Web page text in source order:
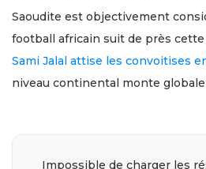
Saoudite est objectivement
football africain suit de près
Sami Jalal attise les convoitises
niveau continental monte
Impossible de charger les